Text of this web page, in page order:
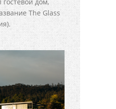
The Glass